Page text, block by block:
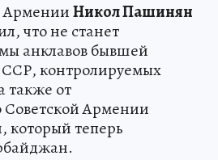
АрменииНикол Пашинян
что не станет
анклавов бывшей
контролируемых
также от
Армении
который теперь